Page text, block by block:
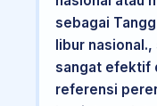
sebagai
libur
sangat efektif
referensi